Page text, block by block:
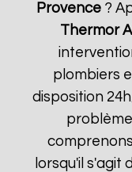
Provence ?
Thermor
plombiers
disposition
lorsqu'il s'agit